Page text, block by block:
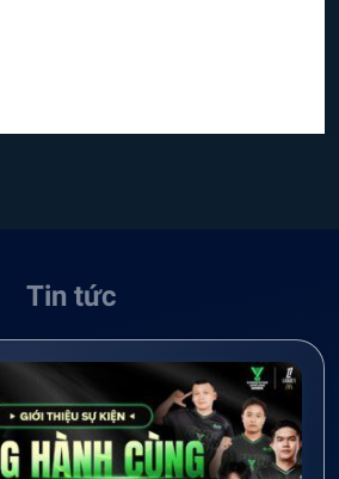
Tin tức